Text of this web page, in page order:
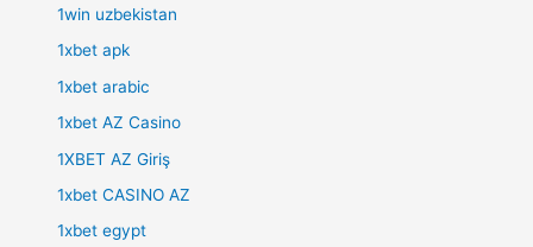
1win uzbekistan
1xbet apk
1xbet arabic
1xbet AZ Casino
1XBET AZ Giriş
1xbet CASINO AZ
1xbet egypt